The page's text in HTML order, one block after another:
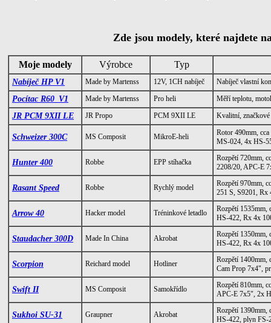
Zde jsou modely, které najdete
Moje modely Výrobce Typ
Nabíječ HP V1 Made by Martenss 12V, 1CH nabíječ Nabíječ vlastní
Pocítac R60_V1 Made by Martenss Pro heli Měří teplotu,
JR PCM 9XII LE JR Propo PCM 9XII LE Kvalitní,
Schweizer 300C MS Composit MikroE-heli
Rotor 490mm,
MS-024, 4x HS-
Hunter 400 Robbe EPP stíhačka
Rozpětí 720mm,
2208/20, APC-E
Rasant Speed Robbe Rychlý model
Rozpětí 970mm,
251 S, S9201,
Arrow 40 Hacker model Tréninkové letadlo
Rozpětí 1535mm,
HS-422, Rx 4x
Staudacher 300D Made In China Akrobat
Rozpětí 1350mm,
HS-422, Rx 4x
Scorpion Reichard model Hotliner
Rozpětí 1400mm,
Cam Prop 7x4",
Swift II MS Composit Samokřídlo
Rozpětí 810mm,
APC-E 7x5", 2x
Sukhoi SU-31 Graupner Akrobat
Rozpětí 1390mm,
HS-422, plyn